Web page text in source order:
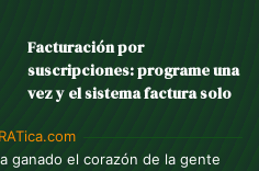
Facturación por
suscripciones: programe una
vez y el sistema factura solo
ganado el corazón de la gente